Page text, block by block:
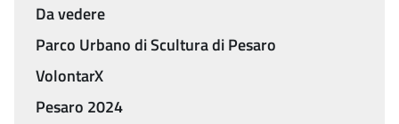
Da vedere
Parco Urbano di Scultura di Pesaro
VolontarX
Pesaro 2024